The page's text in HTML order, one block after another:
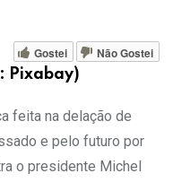
Email
Gostei
Não Gostei
Pixabay)
feita na delação de
e pelo futuro por
o presidente Michel